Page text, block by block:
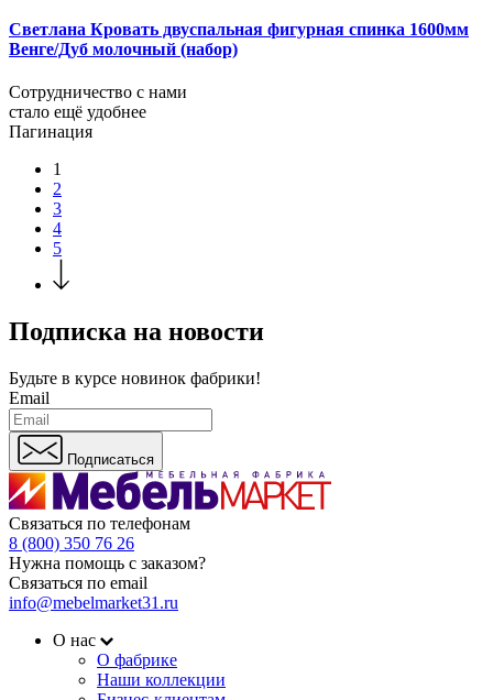
Светлана Кровать двуспальная фигурная спинка 1600мм
Венге/Дуб молочный (набор)
Сотрудничество с нами
стало ещё удобнее
Пагинация
1
2
3
4
5
Подписка на новости
Будьте в курсе новинок фабрики!
Email
Подписаться
Связаться по телефонам
8 (800) 350 76 26
Нужна помощь с заказом?
Связаться по email
info@mebelmarket31.ru
О нас
О фабрике
Наши коллекции